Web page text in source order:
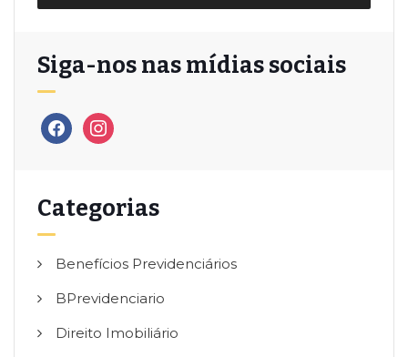
Siga-nos nas mídias sociais
Categorias
Benefícios Previdenciários
BPrevidenciario
Direito Imobiliário